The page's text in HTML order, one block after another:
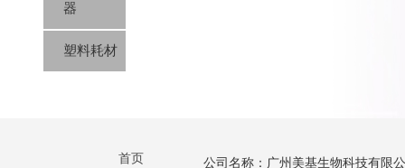
器
塑料耗材
首页 公司名称：广州美基生物科技有限